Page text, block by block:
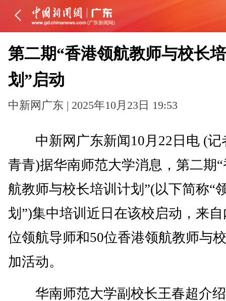
第二期“香港领航教师与校长
划”启动
中新网广东 | 2025年10月23日 19:53
中新网广东新闻10月22日电 (记
青青)据华南师范大学消息，第二期
航教师与校长培训计划”(以下简称“
划”)集中培训近日在该校启动，来自
位领航导师和50位香港领航教师与
加活动。
华南师范大学副校长王春超介绍